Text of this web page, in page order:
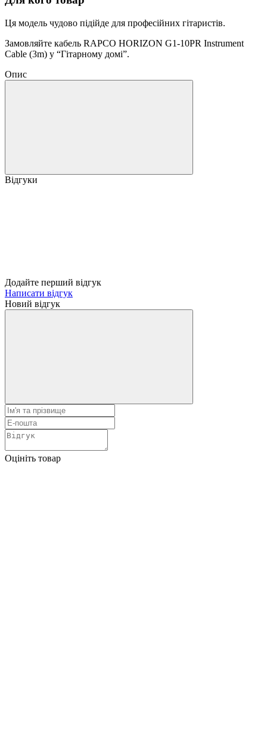
Ця модель чудово підійде для професійних гітаристів.
Замовляйте кабель RAPCO HORIZON G1-10PR Instrument
Cable (3m) у “Гітарному домі”.
Опис
Відгуки
Додайте перший відгук
Написати відгук
Новий відгук
Оцініть товар